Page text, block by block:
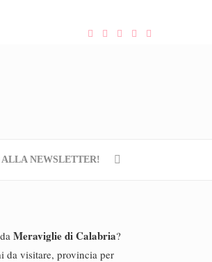
NEWSLETTER!
Meraviglie di Calabria?
da visitare, provincia per